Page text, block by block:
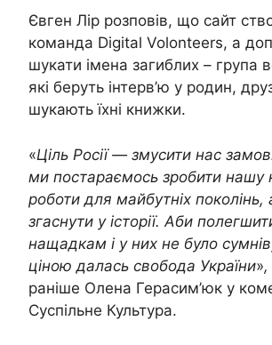
Євген Лір розповів, що сайт
команда Digital Volonteers, а
шукати імена загиблих – група
які беруть інтерв’ю у родин,
шукають їхні книжки.
«Ціль Росії — змусити нас
ми постараємось зробити нашу
роботи для майбутніх поколінь,
згаснути у історії. Аби
нащадкам і у них не було
ціною далась свобода України»,
раніше Олена Герасим’юк у
Суспільне Культура.